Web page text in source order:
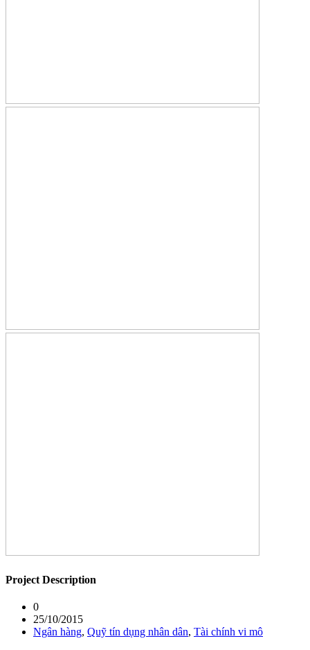
Project Description
0
25/10/2015
Ngân hàng, Quỹ tín dụng nhân dân, Tài chính vi mô